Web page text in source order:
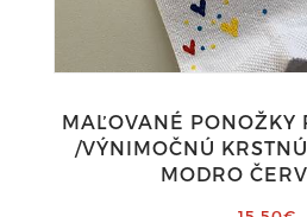
MAĽOVANÉ PONOŽKY
/VÝNIMOČNÚ
MODRO